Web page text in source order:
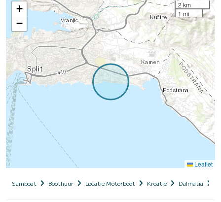
+
−
2 km
1 mi
Leaflet
Samboat Boothuur Locatie Motorboot Kroatië Dalmatia